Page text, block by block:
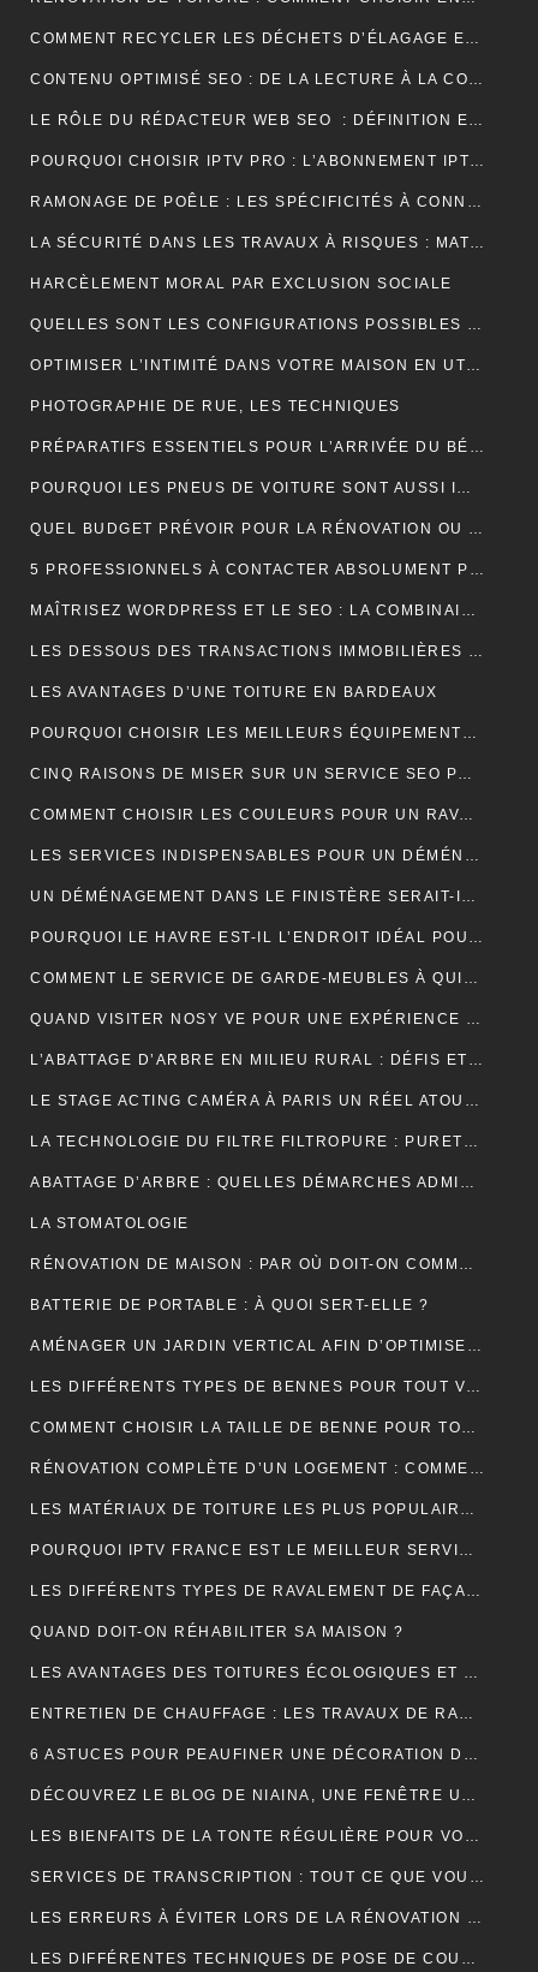
COMMENT RECYCLER LES DÉCHETS D’ÉLAGAGE ET D’ABATTAGE ?
CONTENU OPTIMISÉ SEO : DE LA LECTURE À LA CONVERSION
LE RÔLE DU RÉDACTEUR WEB SEO : DÉFINITION ET EXPLICATIONS
POURQUOI CHOISIR IPTV PRO : L’ABONNEMENT IPTV PREMIUM ULTIME
RAMONAGE DE POÊLE : LES SPÉCIFICITÉS À CONNAÎTRE
LA SÉCURITÉ DANS LES TRAVAUX À RISQUES : MATÉRIEL ET OBLIGATIONS
HARCÈLEMENT MORAL PAR EXCLUSION SOCIALE
QUELLES SONT LES CONFIGURATIONS POSSIBLES POUR UN ÉTABLI D’ATELIER PROFESSIONNEL ?
OPTIMISER L’INTIMITÉ DANS VOTRE MAISON EN UTILISANT DES VOLETS ROULANTS
PHOTOGRAPHIE DE RUE, LES TECHNIQUES
PRÉPARATIFS ESSENTIELS POUR L’ARRIVÉE DU BÉBÉ
POURQUOI LES PNEUS DE VOITURE SONT AUSSI IMPORTANTS ?
QUEL BUDGET PRÉVOIR POUR LA RÉNOVATION OU LA CONSTRUCTION DE LA TOITURE ?
5 PROFESSIONNELS À CONTACTER ABSOLUMENT POUR RÉUSSIR SON MARIAGE
MAÎTRISEZ WORDPRESS ET LE SEO : LA COMBINAISON GAGNANTE POUR VOTRE SITE WEB
LES DESSOUS DES TRANSACTIONS IMMOBILIÈRES DANS LE SECTEUR HÔTELIER
LES AVANTAGES D’UNE TOITURE EN BARDEAUX
POURQUOI CHOISIR LES MEILLEURS ÉQUIPEMENTS D’ISOLATION PHONIQUE POUR TOITURE ?
CINQ RAISONS DE MISER SUR UN SERVICE SEO PROFESSIONNEL
COMMENT CHOISIR LES COULEURS POUR UN RAVALEMENT DE FAÇADE ?
LES SERVICES INDISPENSABLES POUR UN DÉMÉNAGEMENT RÉUSSI EN BRETAGNE
UN DÉMÉNAGEMENT DANS LE FINISTÈRE SERAIT-IL UNE BONNE IDÉE?
POURQUOI LE HAVRE EST-IL L’ENDROIT IDÉAL POUR UN NOUVEAU DÉPART EN 2024 ?
COMMENT LE SERVICE DE GARDE-MEUBLES À QUIMPER PEUT-IL SIMPLIFIER VOTRE DÉMÉNAGEMENT ET PROTÉGER VOS BIENS ?
QUAND VISITER NOSY VE POUR UNE EXPÉRIENCE INOUBLIABLE ?
L’ABATTAGE D’ARBRE EN MILIEU RURAL : DÉFIS ET SOLUTIONS
LE STAGE ACTING CAMÉRA À PARIS UN RÉEL ATOUT POUR VOTRE CARRIÈRE DE COMÉDIEN ?
LA TECHNOLOGIE DU FILTRE FILTROPURE : PURETÉ ET PERFORMANCE
ABATTAGE D’ARBRE : QUELLES DÉMARCHES ADMINISTRATIVES ?
LA STOMATOLOGIE
RÉNOVATION DE MAISON : PAR OÙ DOIT-ON COMMENCER ?
BATTERIE DE PORTABLE : À QUOI SERT-ELLE ?
AMÉNAGER UN JARDIN VERTICAL AFIN D’OPTIMISER L’UTILISATION DE L’ESPACE EXTÉRIEUR.
LES DIFFÉRENTS TYPES DE BENNES POUR TOUT VENANT DISPONIBLES
COMMENT CHOISIR LA TAILLE DE BENNE POUR TOUT VENANT ?
RÉNOVATION COMPLÈTE D’UN LOGEMENT : COMMENT PROCÉDER ?
LES MATÉRIAUX DE TOITURE LES PLUS POPULAIRES ET LEURS CARACTÉRISTIQUES
POURQUOI IPTV FRANCE EST LE MEILLEUR SERVICE D’ABONNEMENT IPTV ?
LES DIFFÉRENTS TYPES DE RAVALEMENT DE FAÇADE
QUAND DOIT-ON RÉHABILITER SA MAISON ?
LES AVANTAGES DES TOITURES ÉCOLOGIQUES ET DURABLES
ENTRETIEN DE CHAUFFAGE : LES TRAVAUX DE RAMONAGE EN DÉTAIL
6 ASTUCES POUR PEAUFINER UNE DÉCORATION DE MARIAGE
DÉCOUVREZ LE BLOG DE NIAINA, UNE FENÊTRE UNIQUE SUR MADAGASCAR
LES BIENFAITS DE LA TONTE RÉGULIÈRE POUR VOTRE PELOUSE
SERVICES DE TRANSCRIPTION : TOUT CE QUE VOUS DEVEZ SAVOIR
LES ERREURS À ÉVITER LORS DE LA RÉNOVATION DE VOTRE TOITURE
LES DIFFÉRENTES TECHNIQUES DE POSE DE COUVERTURE